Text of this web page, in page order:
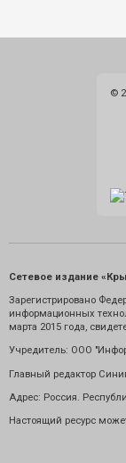
©
Сетевое издание
Зарегистрировано
информационных
марта 2015 года,
Учредитель: ООО
Главный редактор
Адрес: Россия.
Настоящий ресурс